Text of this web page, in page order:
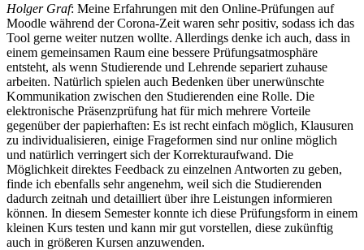
Holger Graf: Meine Erfahrungen mit den Online-Prüfungen auf
Moodle während der Corona-Zeit waren sehr positiv, sodass ich das
Tool gerne weiter nutzen wollte. Allerdings denke ich auch, dass in
einem gemeinsamen Raum eine bessere Prüfungsatmosphäre
entsteht, als wenn Studierende und Lehrende separiert zuhause
arbeiten. Natürlich spielen auch Bedenken über unerwünschte
Kommunikation zwischen den Studierenden eine Rolle. Die
elektronische Präsenzprüfung hat für mich mehrere Vorteile
gegenüber der papierhaften: Es ist recht einfach möglich, Klausuren
zu individualisieren, einige Frageformen sind nur online möglich
und natürlich verringert sich der Korrekturaufwand. Die
Möglichkeit direktes Feedback zu einzelnen Antworten zu geben,
finde ich ebenfalls sehr angenehm, weil sich die Studierenden
dadurch zeitnah und detailliert über ihre Leistungen informieren
können. In diesem Semester konnte ich diese Prüfungsform in einem
kleinen Kurs testen und kann mir gut vorstellen, diese zukünftig
auch in größeren Kursen anzuwenden.